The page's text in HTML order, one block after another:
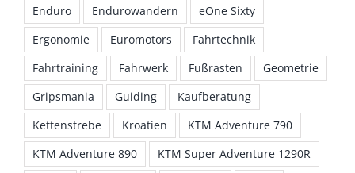
Enduro
Endurowandern
eOne Sixty
Ergonomie
Euromotors
Fahrtechnik
Fahrtraining
Fahrwerk Fußrasten
Geometrie
Gripsmania
Guiding
Kaufberatung
Kettenstrebe
Kroatien
KTM Adventure 790
KTM Adventure 890
KTM Super Adventure 1290R